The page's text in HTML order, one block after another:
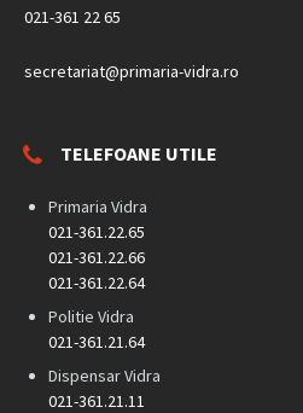
021-361 22 65
secretariat@primaria-vidra.ro
TELEFOANE UTILE
Primaria Vidra
021-361.22.65
021-361.22.66
021-361.22.64
Politie Vidra
021-361.21.64
Dispensar Vidra
021-361.21.11